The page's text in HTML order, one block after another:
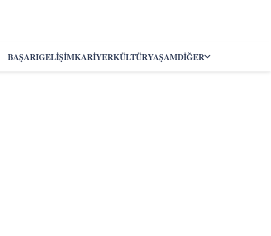
BAŞARIGELIŞIMKARIYERKÜLTÜRYAŞAMDIĞER